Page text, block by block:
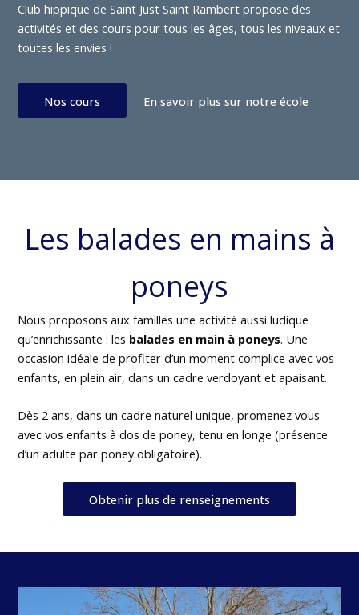
Club hippique de Saint Just Saint Rambert propose des
activités et des cours pour tous les âges, tous les niveaux et
toutes les envies !
Nos cours En savoir plus sur notre école
Les balades en mains à
poneys
Nous proposons aux familles une activité aussi ludique
qu’enrichissante : les balades en main à poneys. Une
occasion idéale de profiter d’un moment complice avec vos
enfants, en plein air, dans un cadre verdoyant et apaisant.
Dès 2 ans, dans un cadre naturel unique, promenez vous
avec vos enfants à dos de poney, tenu en longe (présence
d’un adulte par poney obligatoire).
Obtenir plus de renseignements